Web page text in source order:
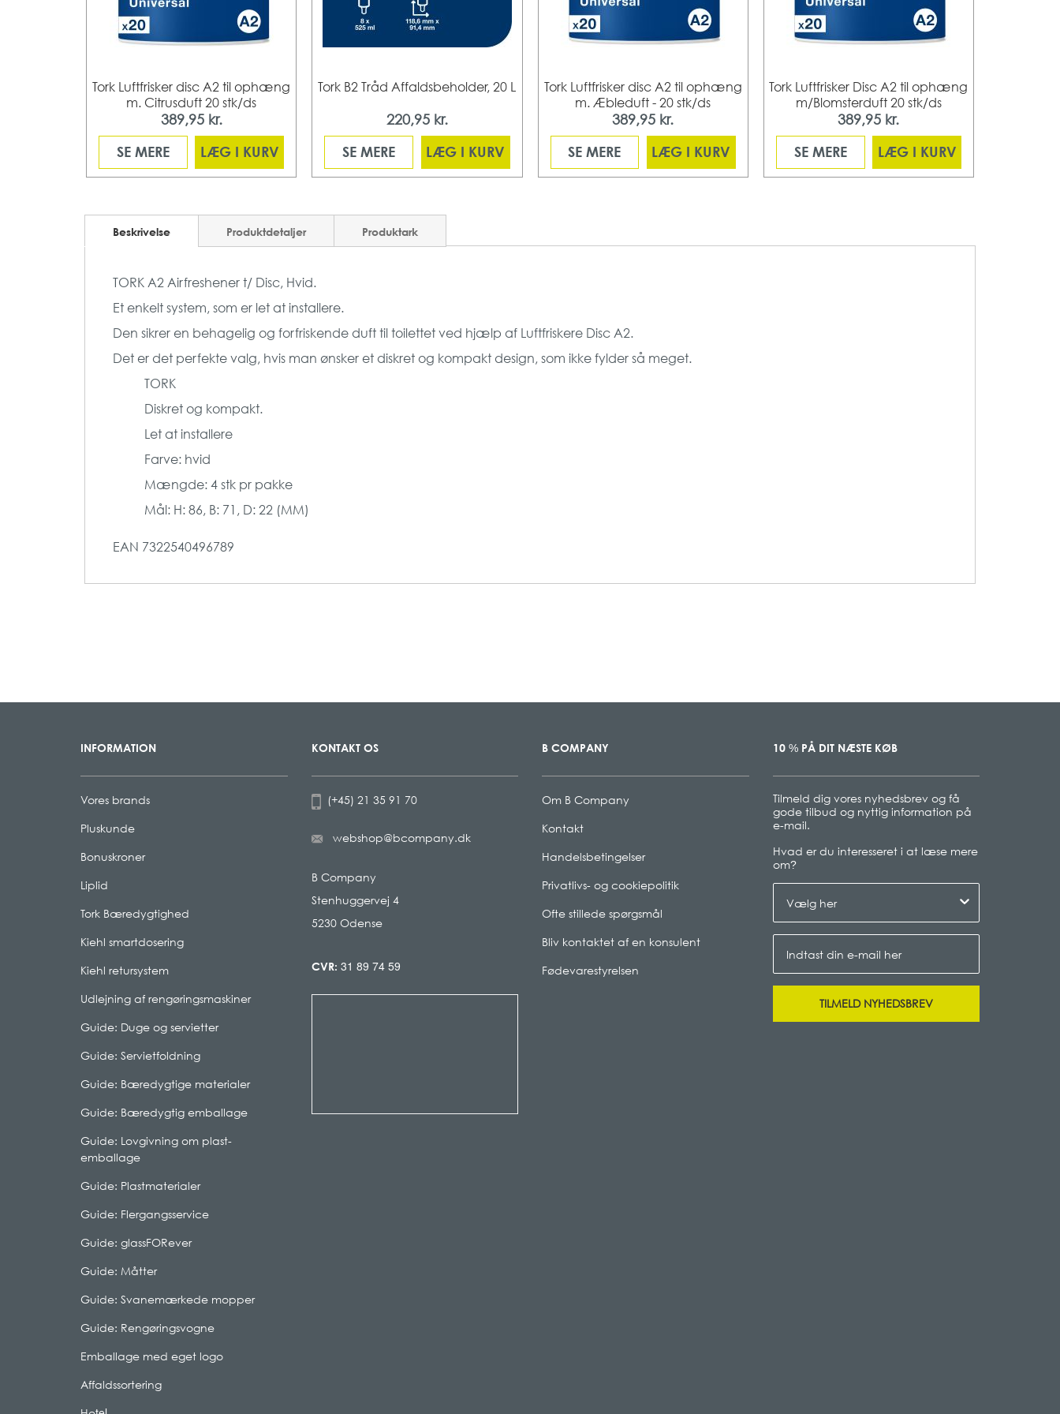
Tork Luftfrisker disc A2 til ophæng
m. Citrusduft 20 stk/ds
389,95 kr.
SE MERE
LÆG I KURV
Tork B2 Tråd Affaldsbeholder, 20 L
220,95 kr.
SE MERE
LÆG I KURV
Tork Luftfrisker disc A2 til ophæng
m. Æbleduft - 20 stk/ds
389,95 kr.
SE MERE
LÆG I KURV
Tork Luftfrisker Disc A2 til ophæng
m/Blomsterduft 20 stk/ds
389,95 kr.
SE MERE
LÆG I KURV
Beskrivelse
TORK A2 Airfreshener t/ Disc, Hvid.
Et enkelt system, som er let at installere.
Den sikrer en behagelig og forfriskende duft til toilettet ved hjælp af Luftfriskere Disc A2.
Det er det perfekte valg, hvis man ønsker et diskret og kompakt design, som ikke fylder så meget.
TORK
Diskret og kompakt.
Let at installere
Farve: hvid
Mængde: 4 stk pr pakke
Mål: H: 86, B: 71, D: 22 (MM)
EAN 7322540496789
Produktdetaljer Produktark
INFORMATION
Vores brands
Pluskunde
Bonuskroner
Liplid
Tork Bæredygtighed
Kiehl smartdosering
Kiehl retursystem
Udlejning af rengøringsmaskiner
Guide: Duge og servietter
Guide: Servietfoldning
Guide: Bæredygtige materialer
Guide: Bæredygtig emballage
Guide: Lovgivning om plast-
emballage
Guide: Plastmaterialer
Guide: Flergangsservice
Guide: glassFORever
Guide: Måtter
Guide: Svanemærkede mopper
Guide: Rengøringsvogne
Emballage med eget logo
Affaldssortering
KONTAKT OS
(+45) 21 35 91 70
webshop@bcompany.dk
B Company
Stenhuggervej 4
5230 Odense
CVR: 31 89 74 59
B COMPANY
Om B Company
Kontakt
Handelsbetingelser
Privatlivs- og cookiepolitik
Ofte stillede spørgsmål
Bliv kontaktet af en konsulent
Fødevarestyrelsen
10 %PÅ DIT NÆSTE KØB
Tilmeld dig vores nyhedsbrev og få
gode tilbud og nyttig information på
e-mail.
Hvad er du interesseret i at læse mere
om?
TILMELD NYHEDSBREV